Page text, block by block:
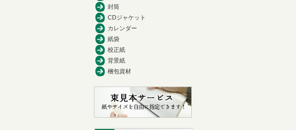
封筒
CDジャケット
カレンダー
紙袋
校正紙
背景紙
梱包資材